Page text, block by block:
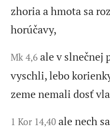
zhoria a hmota sa
horúčavy,
Mk 4,6 ale v slnečnej
vyschli, lebo
zeme nemali dosť
1 Kor 14,40 ale nech